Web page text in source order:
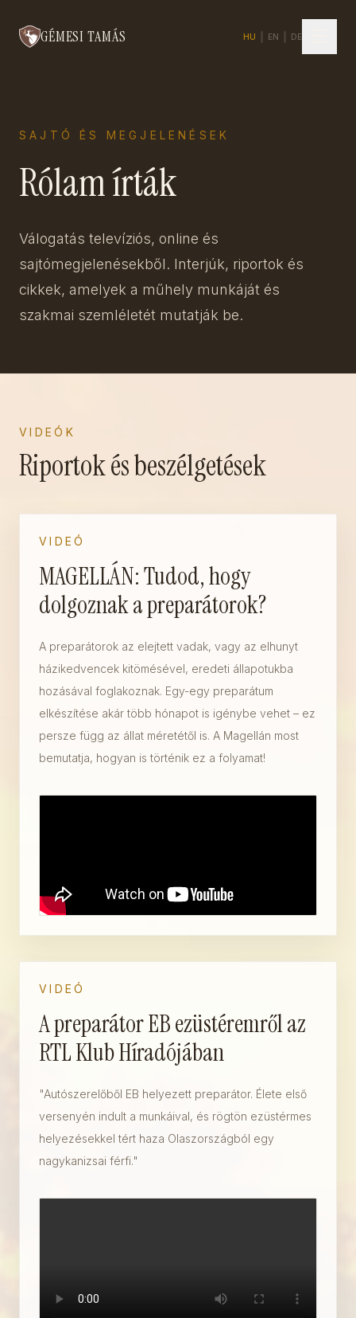
GÉMESI TAMÁS HU EN DE
SAJTÓ ÉS MEGJELENÉSEK
Rólam írták
Válogatás televíziós, online és
sajtómegjelenésekből. Interjúk, riportok és
cikkek, amelyek a műhely munkáját és
szakmai szemléletét mutatják be.
VIDEÓK
Riportok és beszélgetések
VIDEÓ
MAGELLÁN: Tudod, hogy
dolgoznak a preparátorok?
A preparátorok az elejtett vadak, vagy az elhunyt
házikedvencek kitömésével, eredeti állapotukba
hozásával foglakoznak. Egy-egy preparátum
elkészítése akár több hónapot is igénybe vehet – ez
persze függ az állat méretétől is. A Magellán most
bemutatja, hogyan is történik ez a folyamat!
VIDEÓ
A preparátor EB ezüstéremről az
RTL Klub Híradójában
"Autószerelőből EB helyezett preparátor. Élete első
versenyén indult a munkáival, és rögtön ezüstérmes
helyezésekkel tért haza Olaszországból egy
nagykanizsai férfi."